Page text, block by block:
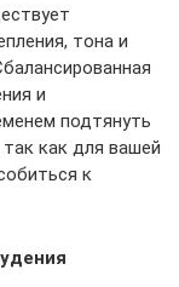
тона и
и
подтянуть
как для вашей
к